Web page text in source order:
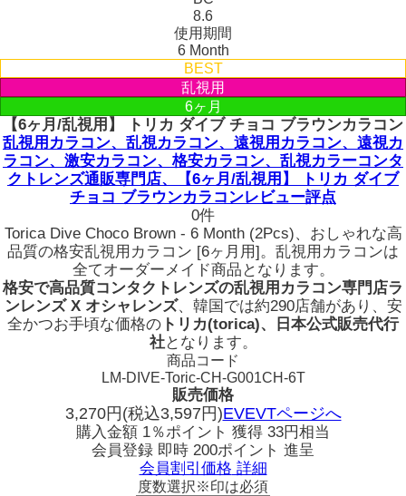
8.6
使用期間
6 Month
BEST
乱視用
6ヶ月
【6ヶ月/乱視用】 トリカ ダイブ チョコ ブラウンカラコン
乱視用カラコン、乱視カラコン、遠視用カラコン、遠視カ
ラコン、激安カラコン、格安カラコン、乱視カラーコンタ
クトレンズ通販専門店、【6ヶ月/乱視用】 トリカ ダイブ
チョコ ブラウンカラコンレビュー評点
0件
Torica Dive Choco Brown - 6 Month (2Pcs)、おしゃれな高
品質の格安乱視用カラコン [6ヶ月用]。乱視用カラコンは
全てオーダーメイド商品となります。
格安で高品質コンタクトレンズの乱視用カラコン専門店ラ
ンレンズ X オシャレンズ、韓国では約290店舗があり、安
全かつお手頃な価格の トリカ(torica)、日本公式販売代行
社となります。
商品コード
LM-DIVE-Toric-CH-G001CH-6T
販売価格
3,270円 (税込3,597円)EVEVTページへ
購入金額 1％ポイント 獲得 33円相当
会員登録 即時 200ポイント 進呈
会員割引価格 詳細
度数選択※印は必須